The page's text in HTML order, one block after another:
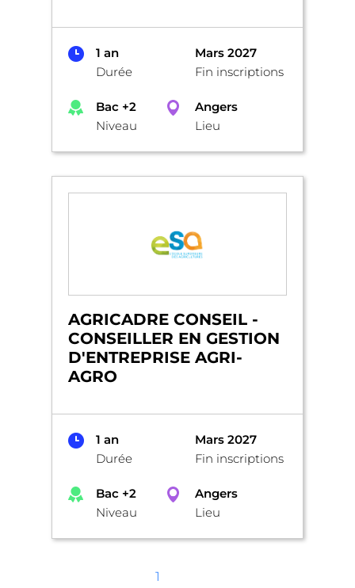
1 an
Durée
Mars 2027
Fin inscriptions
Bac +2
Niveau
Angers
Lieu
AGRICADRE CONSEIL -
CONSEILLER EN GESTION
D'ENTREPRISE AGRI-
AGRO
1 an
Durée
Mars 2027
Fin inscriptions
Bac +2
Niveau
Angers
Lieu
1